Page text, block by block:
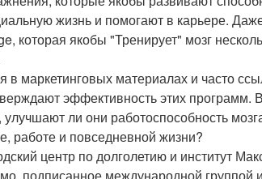
жизнь и помогают в карьере.
которая якобы "Тренирует" мозг
в маркетинговых материалах и часто
эффективность этих программ.
ли они работоспособность
работе и повседневной жизни?
центр по долголетию и институт